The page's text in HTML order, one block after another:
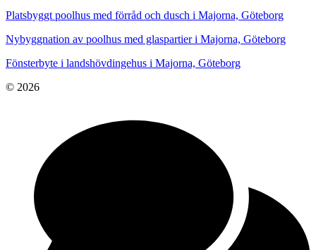
Platsbyggt poolhus med förråd och dusch i Majorna, Göteborg
Nybyggnation av poolhus med glaspartier i Majorna, Göteborg
Fönsterbyte i landshövdingehus i Majorna, Göteborg
© 2026